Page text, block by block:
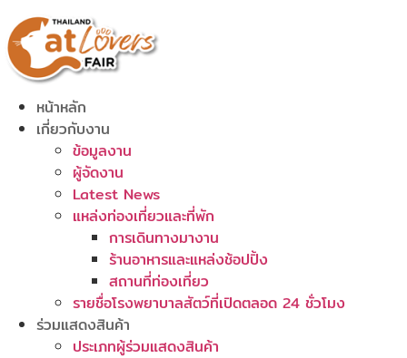
to
content
หน้าหลัก
เกี่ยวกับงาน
ข้อมูลงาน
ผู้จัดงาน
Latest News
แหล่งท่องเที่ยวและที่พัก
การเดินทางมางาน
ร้านอาหารและแหล่งช้อปปิ้ง
สถานที่ท่องเที่ยว
รายชื่อโรงพยาบาลสัตว์ที่เปิดตลอด 24 ชั่วโมง
ร่วมแสดงสินค้า
ประเภทผู้ร่วมแสดงสินค้า